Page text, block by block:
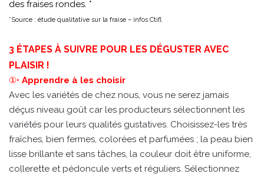
des fraises rondes. *
*Source : étude qualitative sur la fraise – infos Ctifl
3 ÉTAPES À SUIVRE POUR LES DÉGUSTER AVEC
PLAISIR !
①• Apprendre à les choisir
Avec les variétés de chez nous, vous ne serez jamais
déçus niveau goût car les producteurs sélectionnent les
variétés pour leurs qualités gustatives. Choisissez-les très
fraîches, bien fermes, colorées et parfumées ; la peau bien
lisse brillante et sans tâches, la couleur doit être uniforme,
collerette et pédoncule verts et réguliers. Sélectionnez